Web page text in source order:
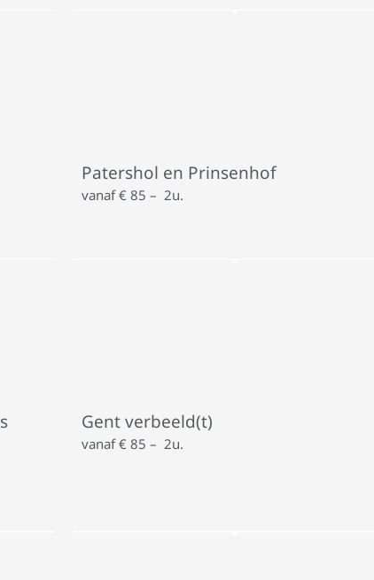
Patershol en Prinsenhof
vanaf € 85 – 2u.
Gent verbeeld(t)
vanaf € 85 – 2u.